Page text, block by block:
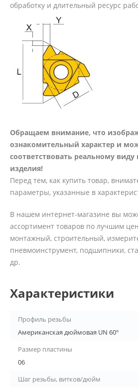
обработку и длительный ресурс
Обращаем внимание, что
ознакомительный характер и
соответствовать реальному виду
изделия!
Перед тем, как купить товар,
параметры, указанные в
В нашем интернет-магазине вы
ассортимент товаров по лучшим
монтажный, строительный,
пневмоинструмент, подшипники,
др.
Характеристики
Профиль резьбы
Американская дюймовая UN 60°
Размер пластины
06
Шаг резьбы, витков/дюйм